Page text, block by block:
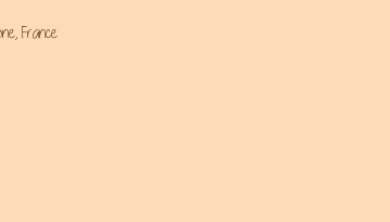
France